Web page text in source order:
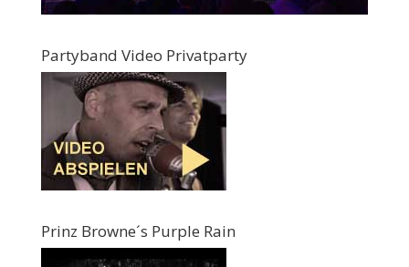
Partyband Video Privatparty
Prinz Browne´s Purple Rain